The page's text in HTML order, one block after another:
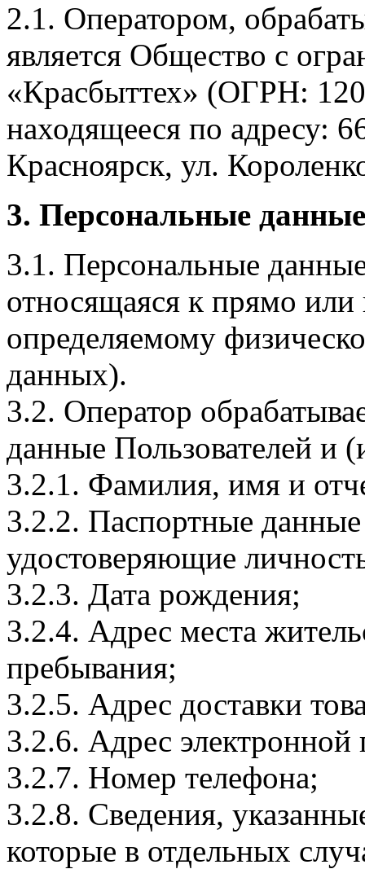
2.1. Оператором,
является Общество с
«Красбыттех» (ОГРН:
находящееся по адресу:
Красноярск, ул.
3. Персональные
3.1. Персональные
относящаяся к прямо
определяемому
данных).
3.2. Оператор
данные Пользователей и
3.2.1. Фамилия, имя и
3.2.2. Паспортные
удостоверяющие
3.2.3. Дата рождения;
3.2.4. Адрес места
пребывания;
3.2.5. Адрес доставки
3.2.6. Адрес электронной
3.2.7. Номер телефона;
3.2.8. Сведения,
которые в отдельных